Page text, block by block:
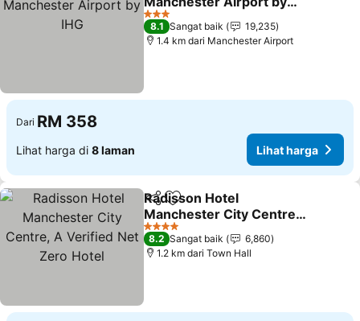
IHG
Lihat harga
3 Bintang
8.1 Sangat baik
19,235
1.4 km dari Manchester Airport
Dari RM 358
Lihat harga di 8 laman Lihat harga
KongsiTambah ke favorit
Radisson Hotel
Manchester City Centre,
A Verified Net Zero Hotel
Lihat harga
4 Bintang
8.2 Sangat baik
6,860
1.2 km dari Town Hall